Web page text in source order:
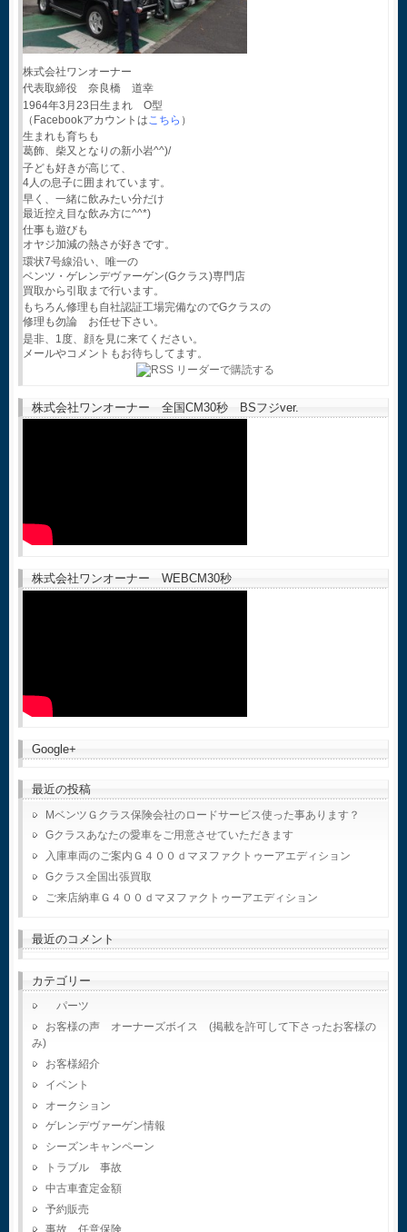
株式会社ワンオーナー
代表取締役 奈良橋 道幸
1964年3月23日生まれ O型
（Facebookアカウントはこちら ）
生まれも育ちも
葛飾、柴又となりの新小岩^^)/
子ども好きが高じて、
4人の息子に囲まれています。
早く、一緒に飲みたい分だけ
最近控え目な飲み方に^^*)
仕事も遊びも
オヤジ加減の熱さが好きです。
環状7号線沿い、唯一の
ベンツ・ゲレンデヴァーゲン(Gクラス)専門店
買取から引取まで行います。
もちろん修理も自社認証工場完備なのでGクラスの
修理も勿論 お任せ下さい。
是非、1度、顔を見に来てください。
メールやコメントもお待ちしてます。
株式会社ワンオーナー 全国CM30秒 BSフジver.
株式会社ワンオーナー WEBCM30秒
Google+
最近の投稿
MベンツＧクラス保険会社のロードサービス使った事あります？
Gクラスあなたの愛車をご用意させていただきます
入庫車両のご案内Ｇ４００ｄマヌファクトゥーアエディション
Gクラス全国出張買取
ご来店納車Ｇ４００ｄマヌファクトゥーアエディション
最近のコメント
カテゴリー
パーツ
お客様の声 オーナーズボイス (掲載を許可して下さったお客様の
み)
お客様紹介
イベント
オークション
ゲレンデヴァーゲン情報
シーズンキャンペーン
トラブル 事故
中古車査定金額
予約販売